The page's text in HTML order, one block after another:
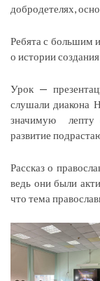
добродетелях,
Ребята с большим
о истории создания
Урок —
слушали диакона
значимую лепту
развитие
Рассказ о
ведь они были
что тема